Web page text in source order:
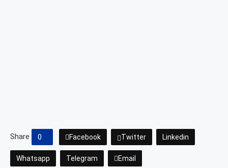
Share 0 Facebook Twitter Linkedin
Whatsapp Telegram Email